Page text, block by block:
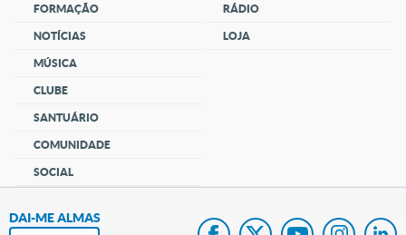
FORMAÇÃO
NOTÍCIAS
MÚSICA
CLUBE
SANTUÁRIO
COMUNIDADE
SOCIAL
RÁDIO
LOJA
DAI-ME ALMAS